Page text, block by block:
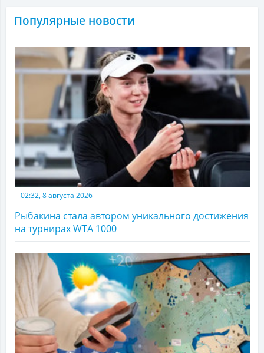
Популярные новости
02:32, 8 августа 2026
Рыбакина стала автором уникального достижения
на турнирах WTA 1000